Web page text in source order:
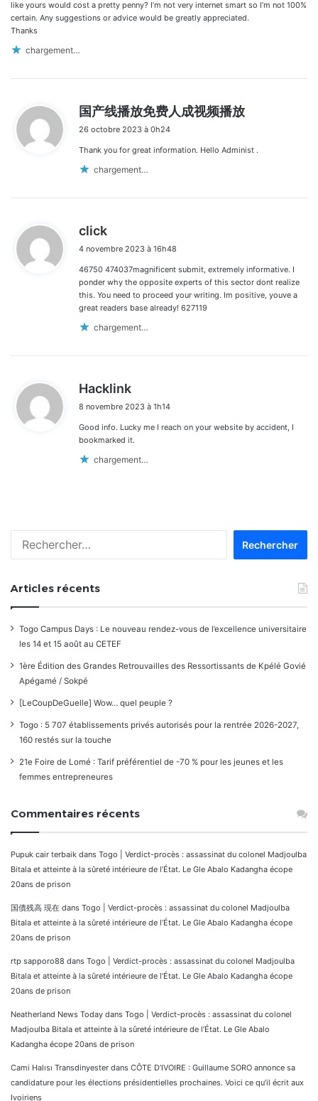
like yours would cost a pretty penny? I’m not very internet smart so I’m not 100%
certain. Any suggestions or advice would be greatly appreciated.
Thanks
chargement…
国产线播放免费人成视频播放
i
26 octobre 2023 à 0h24
Thank you for great information. Hello Administ .
chargement…
click
t
:
4 novembre 2023 à 16h48
46750 474037magnificent submit, extremely informative. I
ponder why the opposite experts of this sector dont realize
this. You need to proceed your writing. Im positive, youve a
great readers base already! 627119
chargement…
Hacklink
t
:
8 novembre 2023 à 1h14
Good info. Lucky me I reach on your website by accident, I
bookmarked it.
chargement…
Articles récents
Togo Campus Days : Le nouveau rendez-vous de l’excellence universitaire
les 14 et 15 août au CETEF
1ère Édition des Grandes Retrouvailles des Ressortissants de Kpélé Govié
Apégamé / Sokpé
[LeCoupDeGuelle] Wow… quel peuple ?
Togo : 5 707 établissements privés autorisés pour la rentrée 2026-2027,
160 restés sur la touche
21e Foire de Lomé : Tarif préférentiel de -70 % pour les jeunes et les
femmes entrepreneures
Commentaires récents
Pupuk cair terbaik dans Togo | Verdict-procès : assassinat du colonel Madjoulba
Bitala et atteinte à la sûreté intérieure de l’État. Le Gle Abalo Kadangha écope
20ans de prison
国債残高 現在 dans Togo | Verdict-procès : assassinat du colonel Madjoulba
Bitala et atteinte à la sûreté intérieure de l’État. Le Gle Abalo Kadangha écope
20ans de prison
rtp sapporo88 dans Togo | Verdict-procès : assassinat du colonel Madjoulba
Bitala et atteinte à la sûreté intérieure de l’État. Le Gle Abalo Kadangha écope
20ans de prison
Neatherland News Today dans Togo | Verdict-procès : assassinat du colonel
Madjoulba Bitala et atteinte à la sûreté intérieure de l’État. Le Gle Abalo
Kadangha écope 20ans de prison
Cami Halısı Transdinyester dans CÔTE D’IVOIRE : Guillaume SORO annonce sa
candidature pour les élections présidentielles prochaines. Voici ce qu’il écrit aux
Ivoiriens